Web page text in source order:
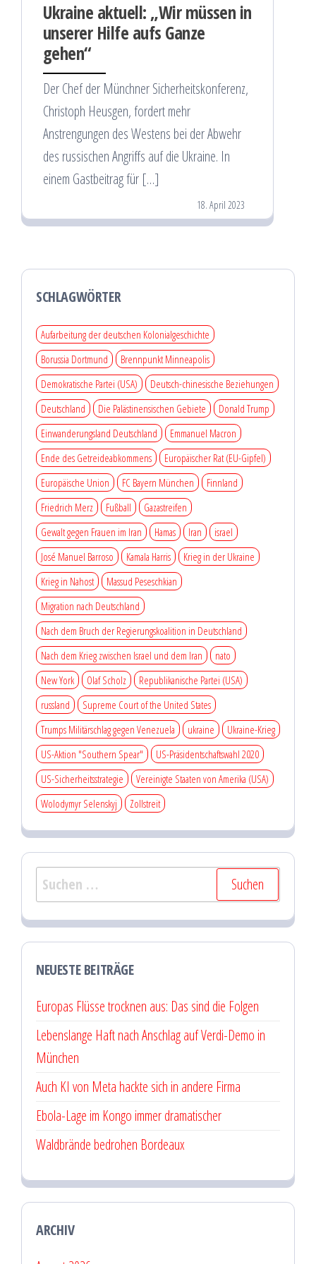
Ukraine aktuell: „Wir müssen in
unserer Hilfe aufs Ganze
gehen“
Der Chef der Münchner Sicherheitskonferenz,
Christoph Heusgen, fordert mehr
Anstrengungen des Westens bei der Abwehr
des russischen Angriffs auf die Ukraine. In
einem Gastbeitrag für […]
18. April 2023
SCHLAGWÖRTER
Aufarbeitung der deutschen Kolonialgeschichte
Borussia Dortmund
Brennpunkt Minneapolis
Demokratische Partei (USA)
Deutsch-chinesische Beziehungen
Deutschland
Die Palästinensischen Gebiete
Donald Trump
Einwanderungsland Deutschland
Emmanuel Macron
Ende des Getreideabkommens
Europäischer Rat (EU-Gipfel)
Europäische Union
FC Bayern München
Finnland
Friedrich Merz
Fußball
Gazastreifen
Gewalt gegen Frauen im Iran
Hamas Iran
israel
José Manuel Barroso
Kamala Harris
Krieg in der Ukraine
Krieg in Nahost
Massud Peseschkian
Migration nach Deutschland
Nach dem Bruch der Regierungskoalition in Deutschland
Nach dem Krieg zwischen Israel und dem Iran
nato
New York
Olaf Scholz
Republikanische Partei (USA)
russland
Supreme Court of the United States
Trumps Militärschlag gegen Venezuela
ukraine
Ukraine-Krieg
US-Aktion "Southern Spear"
US-Präsidentschaftswahl 2020
US-Sicherheitsstrategie
Vereinigte Staaten von Amerika (USA)
Wolodymyr Selenskyj
Zollstreit
Suchen
nach:
NEUESTE BEITRÄGE
Europas Flüsse trocknen aus: Das sind die Folgen
Lebenslange Haft nach Anschlag auf Verdi-Demo in
München
Auch KI von Meta hackte sich in andere Firma
Ebola-Lage im Kongo immer dramatischer
Waldbrände bedrohen Bordeaux
ARCHIV